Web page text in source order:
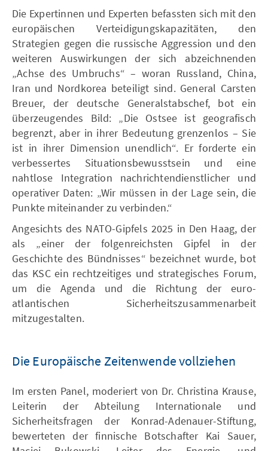
Die Expertinnen und Experten befassten sich mit den
europäischen Verteidigungskapazitäten, den
Strategien gegen die russische Aggression und den
weiteren Auswirkungen der sich abzeichnenden
„Achse des Umbruchs“ – woran Russland, China,
Iran und Nordkorea beteiligt sind. General Carsten
Breuer, der deutsche Generalstabschef, bot ein
überzeugendes Bild: „Die Ostsee ist geografisch
begrenzt, aber in ihrer Bedeutung grenzenlos – Sie
ist in ihrer Dimension unendlich“. Er forderte ein
verbessertes Situationsbewusstsein und eine
nahtlose Integration nachrichtendienstlicher und
operativer Daten: „Wir müssen in der Lage sein, die
Punkte miteinander zu verbinden.“
Angesichts des NATO-Gipfels 2025 in Den Haag, der
als „einer der folgenreichsten Gipfel in der
Geschichte des Bündnisses“ bezeichnet wurde, bot
das KSC ein rechtzeitiges und strategisches Forum,
um die Agenda und die Richtung der euro-
atlantischen Sicherheitszusammenarbeit
mitzugestalten.
Die Europäische Zeitenwende vollziehen
Im ersten Panel, moderiert von Dr. Christina Krause,
Leiterin der Abteilung Internationale und
Sicherheitsfragen der Konrad-Adenauer-Stiftung,
bewerteten der finnische Botschafter Kai Sauer,